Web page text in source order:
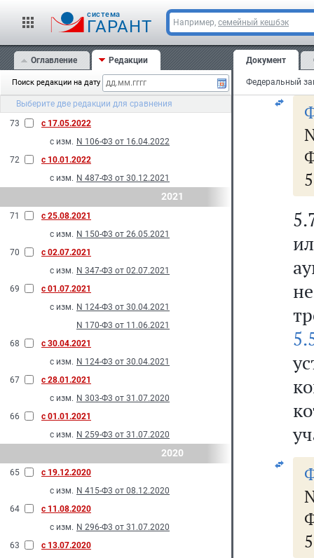
cистема
ГАРАНТ Например, семейный кешбэк
Оглавление Редакции
Поиск редакции на дату
Выберите две редакции для сравнения
N 232-Ф3 от 28.06.2022
N 326-Ф3 от 14.07.2022
75
с 27.08.2022
с изм. N 150-Ф3 от 28.05.2022
74
с 14.07.2022
с изм. N 286-Ф3 от 14.07.2022
73
с 17.05.2022
с изм. N 106-Ф3 от 16.04.2022
72
с 10.01.2022
с изм. N 487-Ф3 от 30.12.2021
2021
71
с 25.08.2021
с изм. N 150-Ф3 от 26.05.2021
70
с 02.07.2021
с изм. N 347-Ф3 от 02.07.2021
69
с 01.07.2021
с изм. N 124-Ф3 от 30.04.2021
N 170-Ф3 от 11.06.2021
68
с 30.04.2021
с изм. N 124-Ф3 от 30.04.2021
67
с 28.01.2021
с изм. N 303-Ф3 от 31.07.2020
66
с 01.01.2021
с изм. N 259-Ф3 от 31.07.2020
2020
65
с 19.12.2020
с изм. N 415-Ф3 от 08.12.2020
64
с 11.08.2020
с изм. N 296-Ф3 от 31.07.2020
63
с 13.07.2020
Документ